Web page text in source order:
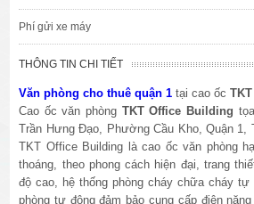
Phí gửi xe máy
THÔNG TIN CHI TIẾT
Văn phòng cho thuê quận 1tại cao ốc
Cao ốc văn phòng TKT Office Building
Trần Hưng Đạo, Phường Cầu Kho, Quận 1,
TKT Office Building là cao ốc văn phòng
thoáng, theo phong cách hiện đại, trang
độ cao, hệ thống phòng cháy chữa cháy
phòng tự động đảm bảo cung cấp điện